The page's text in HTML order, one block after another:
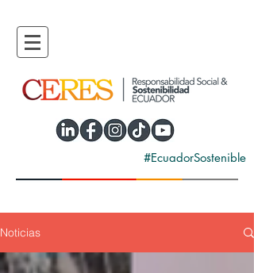
#EcuadorSostenible
Noticias